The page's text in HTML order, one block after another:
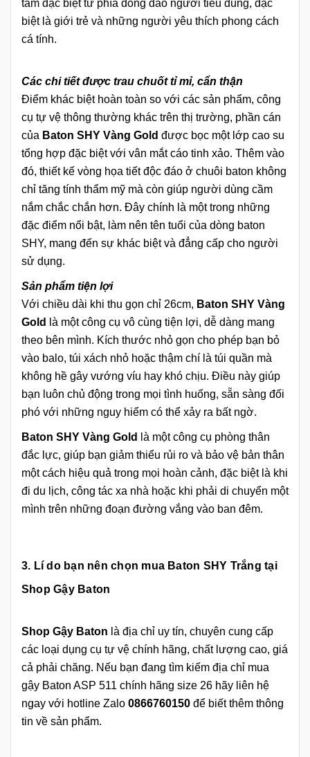
tâm đặc biệt từ phía đông đảo người tiêu dùng, đặc
biệt là giới trẻ và những người yêu thích phong cách
cá tính.
Các chi tiết được trau chuốt tỉ mỉ, cẩn thận
Điểm khác biệt hoàn toàn so với các sản phẩm, công
cụ tự vệ thông thường khác trên thị trường, phần cán
của Baton SHY Vàng Gold được bọc một lớp cao su
tổng hợp đặc biệt với vân mắt cáo tinh xảo. Thêm vào
đó, thiết kế vòng họa tiết độc đáo ở chuôi baton không
chỉ tăng tính thẩm mỹ mà còn giúp người dùng cầm
nắm chắc chắn hơn. Đây chính là một trong những
đặc điểm nổi bật, làm nên tên tuổi của dòng baton
SHY, mang đến sự khác biệt và đẳng cấp cho người
sử dụng.
Sản phẩm tiện lợi
Với chiều dài khi thu gọn chỉ 26cm, Baton SHY Vàng
Gold
là một công cụ vô cùng tiện lợi, dễ dàng mang
theo bên mình. Kích thước nhỏ gọn cho phép bạn bỏ
vào balo, túi xách nhỏ hoặc thậm chí là túi quần mà
không hề gây vướng víu hay khó chịu. Điều này giúp
bạn luôn chủ động trong mọi tình huống, sẵn sàng đối
phó với những nguy hiểm có thể xảy ra bất ngờ.
Baton SHY Vàng Gold
là một công cụ phòng thân
đắc lực, giúp bạn giảm thiểu rủi ro và bảo vệ bản thân
một cách hiệu quả trong mọi hoàn cảnh, đặc biệt là khi
đi du lịch, công tác xa nhà hoặc khi phải di chuyển một
mình trên những đoạn đường vắng vào ban đêm.
3. Lí do bạn nên chọn mua Baton SHY Trắng tại
Shop Gậy Baton
Shop Gậy Baton là địa chỉ uy tín, chuyên cung cấp
các loại dụng cụ tự vệ chính hãng, chất lượng cao, giá
cả phải chăng. Nếu bạn đang tìm kiếm địa chỉ mua
gậy Baton ASP 511 chính hãng size 26 hãy liên hệ
ngay với hotline Zalo 0866760150 để biết thêm thông
tin về sản phẩm.